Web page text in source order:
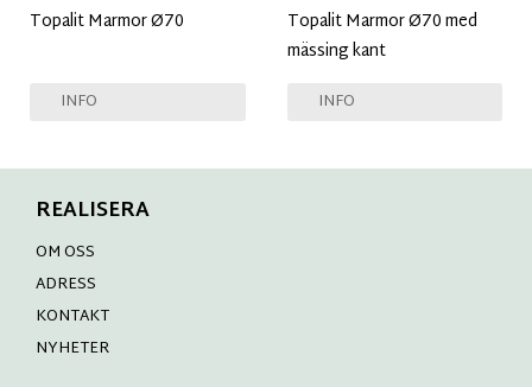
Topalit Marmor Ø70
INFO
Topalit Marmor Ø70 med
mässing kant
INFO
REALISERA
OM OSS
ADRESS
KONTAKT
NYHETER